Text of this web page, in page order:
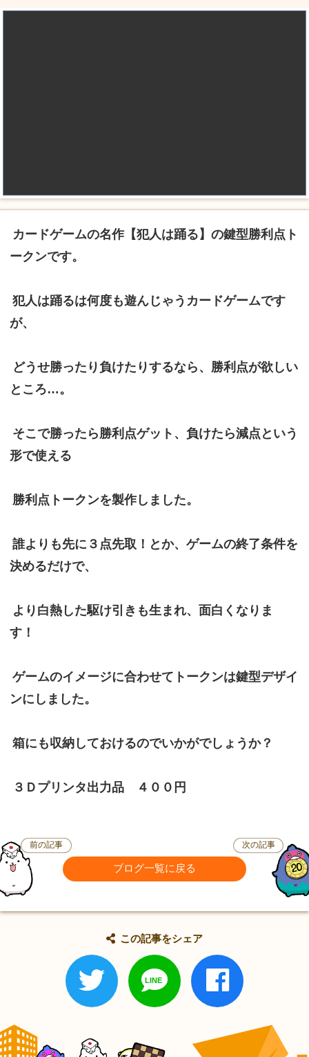
カードゲームの名作【犯人は踊る】の鍵型勝利点ト
ークンです。
犯人は踊るは何度も遊んじゃうカードゲームです
が、
どうせ勝ったり負けたりするなら、勝利点が欲しい
ところ…。
そこで勝ったら勝利点ゲット、負けたら減点という
形で使える
勝利点トークンを製作しました。
誰よりも先に３点先取！とか、ゲームの終了条件を
決めるだけで、
より白熱した駆け引きも生まれ、面白くなりま
す！
ゲームのイメージに合わせてトークンは鍵型デザイ
ンにしました。
箱にも収納しておけるのでいかがでしょうか？
３Ｄプリンタ出力品 ４００円
前の記事
ブログ一覧に戻る
次の記事
この記事をシェア